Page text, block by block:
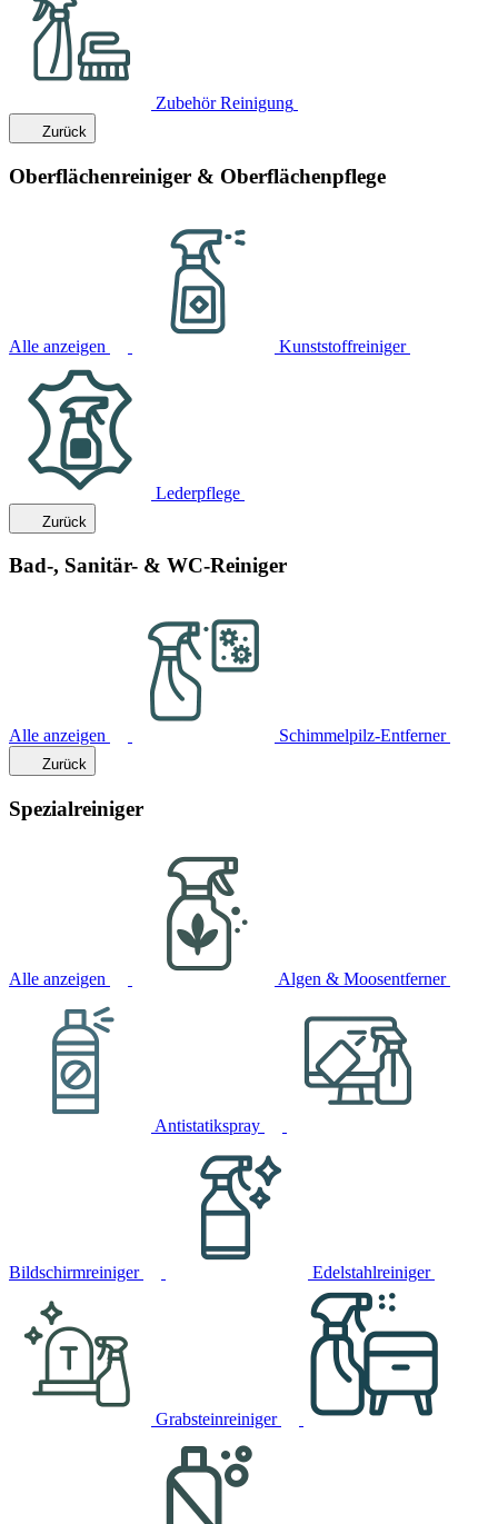
Zubehör Reinigung
Zurück
Oberflächenreiniger & Oberflächenpflege
Alle anzeigen Kunststoffreiniger
Lederpflege
Zurück
Bad-, Sanitär- & WC-Reiniger
Alle anzeigen Schimmelpilz-Entferner
Zurück
Spezialreiniger
Alle anzeigen Algen & Moosentferner
Antistatikspray
Bildschirmreiniger Edelstahlreiniger
Grabsteinreiniger